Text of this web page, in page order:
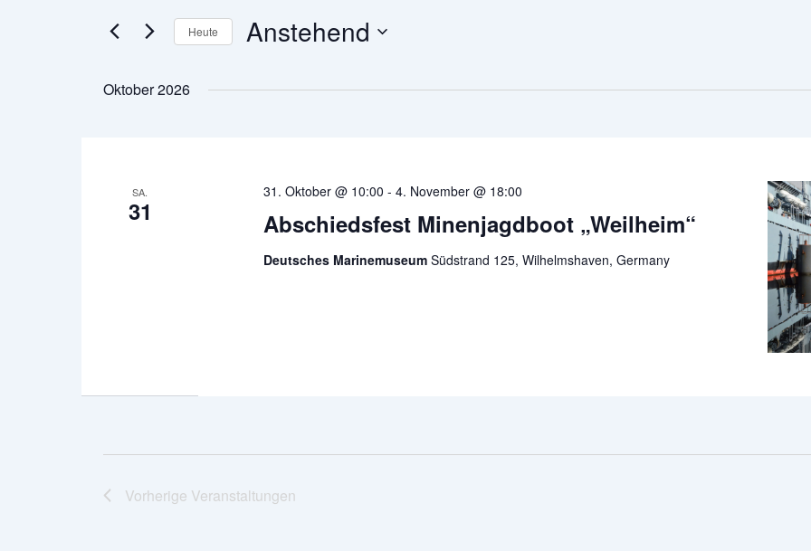
Navigation
VeranstaltungenHeute Anstehend
Oktober 2026
SA.
31 Abschiedsfest Minenjagdboot „Weilheim“
31. Oktober @ 10:00 -4. November @ 18:00
Deutsches MarinemuseumSüdstrand 125, Wilhelmshaven, Germany
Vorherige Veranstaltungen